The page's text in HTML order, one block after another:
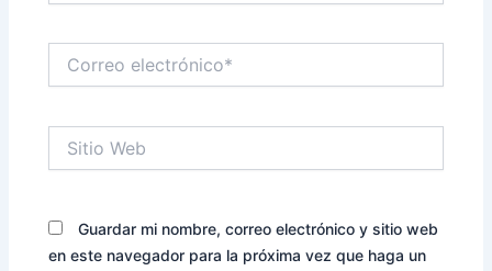
electrónico*
Web
Guardar mi nombre, correo electrónico y sitio web
en este navegador para la próxima vez que haga un